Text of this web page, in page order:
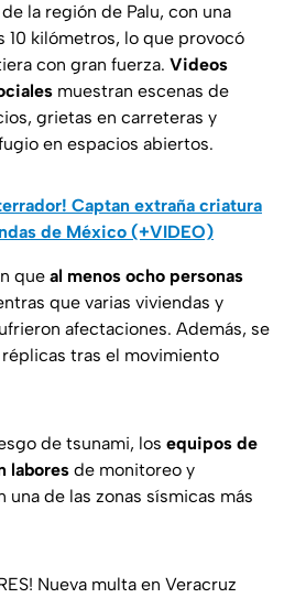
la región de Palu, con una
10 kilómetros, lo que provocó
con gran fuerza. Videos
muestran escenas de
grietas en carreteras y
en espacios abiertos.
Captan extraña criatura
de México (+VIDEO)
que al menos ocho personas
que varias viviendas y
afectaciones. Además, se
tras el movimiento
de tsunami, los equipos de
labores de monitoreo y
una de las zonas sísmicas más
Nueva multa en Veracruz